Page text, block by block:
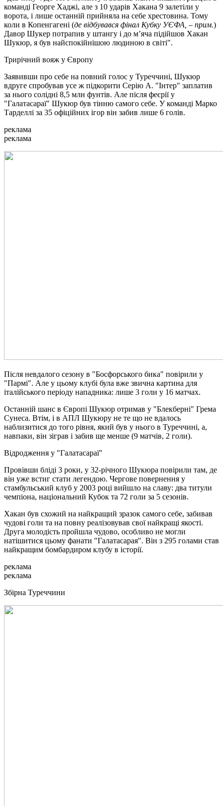
команді Георге Хаджі, але з 10 ударів Хакана 9 залетіли у
ворота, і лише останній прийняла на себе хрестовина. Тому
коли в Копенгагені (де відбувався фінал Кубку УЄФА, – прим.)
Давор Шукер потрапив у штангу і до м’яча підійшов Хакан
Шукюр, я був найспокійнішою людиною в світі".
Трирічний вояж у Європу
Заявивши про себе на повний голос у Туреччині, Шукюр
вдруге спробував усе ж підкорити Серію А. "Інтер" заплатив
за нього солідні 8,5 млн фунтів. Але після феєрії у
"Галатасараї" Шукюр був тінню самого себе. У команді Марко
Тарделлі за 35 офіційних ігор він забив лише 6 голів.
реклама
реклама
Після невдалого сезону в "Босфорського бика" повірили у
"Пармі". Але у цьому клубі була вже звична картина для
італійського періоду нападника: лише 3 голи у 16 матчах.
Останній шанс в Європі Шукюр отримав у "Блекберні" Грема
Сунеса. Втім, і в АПЛ Шукюру не те що не вдалось
наблизитися до того рівня, який був у нього в Туреччині, а,
навпаки, він зіграв і забив ще менше (9 матчів, 2 голи).
Відродження у "Галатасараї"
Провівши бліді 3 роки, у 32-річного Шукюра повірили там, де
він уже встиг стати легендою. Чергове повернення у
стамбульський клуб у 2003 році вийшло на славу: два титули
чемпіона, національний Кубок та 72 голи за 5 сезонів.
Хакан був схожий на найкращий зразок самого себе, забивав
чудові голи та на повну реалізовував свої найкращі якості.
Друга молодість пройшла чудово, особливо не могли
натішитися цьому фанати "Галатасарая". Він з 295 голами став
найкращим бомбардиром клубу в історії.
реклама
реклама
Збірна Туреччини